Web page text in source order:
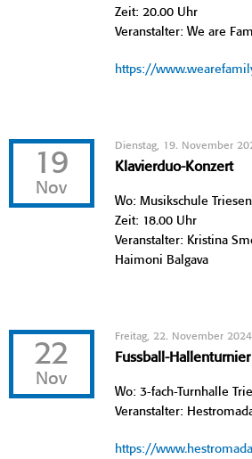
Zeit: 20.00 Uhr
Veranstalter: We are
https://
19
Nov
Dienstag, 19. November
Klavierduo-Konzert
Wo: Musikschule Triesen
Zeit: 18.00 Uhr
Veranstalter: Kristina
Haimoni Balgava
22
Nov
Freitag, 22. November 2024
Fussball-
Wo: 3-fach-Turnhalle
Veranstalter:
https://